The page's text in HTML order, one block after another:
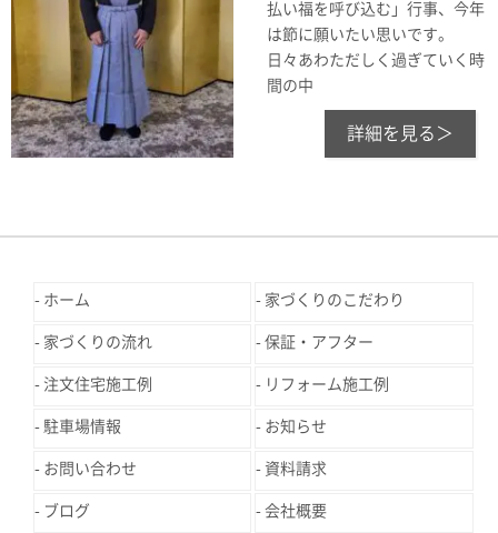
払い福を呼び込む」行事、今年
は節に願いたい思いです。
日々あわただしく過ぎていく時
間の中
詳細を見る＞
ホーム 家づくりのこだわり
家づくりの流れ 保証・アフター
注文住宅施工例 リフォーム施工例
駐車場情報 お知らせ
お問い合わせ 資料請求
ブログ 会社概要